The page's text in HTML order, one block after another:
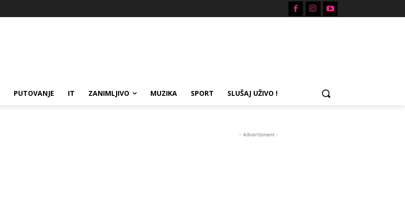
PUTOVANJE IT ZANIMLJIVO MUZIKA SPORT SLUŠAJ UŽIVO !
- Advertisment -